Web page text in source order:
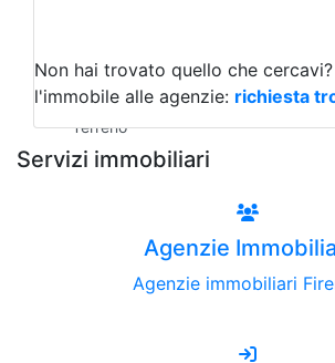
Qualsiasi
Terreno edificabile
Terreno
Non hai trovato quello che cercavi?
l'immobile alle agenzie: richiesta
Servizi immobiliari
Agenzie
Agenzie immobiliari